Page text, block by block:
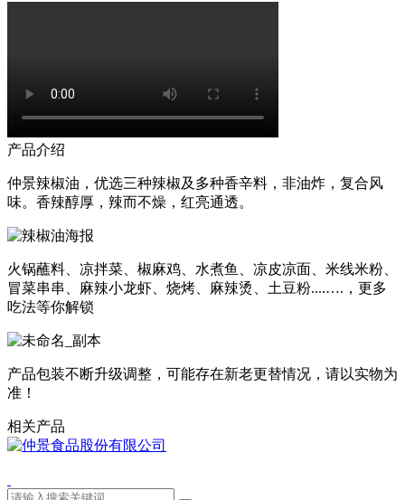
产品介绍
仲景辣椒油，优选三种辣椒及多种香辛料，非油炸，复合风
味。香辣醇厚，辣而不燥，红亮通透。
火锅蘸料、凉拌菜、椒麻鸡、水煮鱼、凉皮凉面、米线米粉、
冒菜串串、麻辣小龙虾、烧烤、麻辣烫、土豆粉....….，更多
吃法等你解锁
产品包装不断升级调整，可能存在新老更替情况，请以实物为
准！
相关产品